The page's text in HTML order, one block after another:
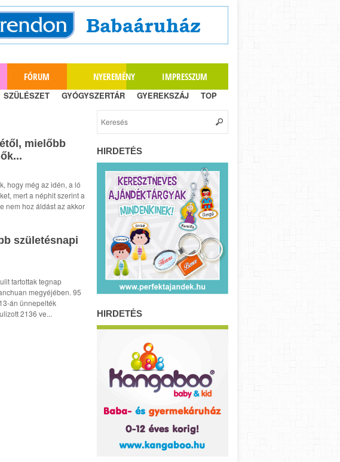
FÓRUM NYEREMÉNY IMPRESSZUM
SZÜLÉSZET GYÓGYSZERTÁR GYEREKSZÁJ TOP
mielőbb
hogy még az idén, a ló
mert a néphit szerint a
nem hoz áldást az akkor
születésnapi
tartottak tegnap
megyéjében. 95
án ünnepelték
2136 ve...
HIRDETÉS
HIRDETÉS